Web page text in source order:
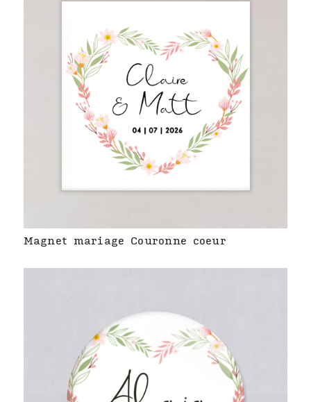
Magnet mariage Couronne coeur